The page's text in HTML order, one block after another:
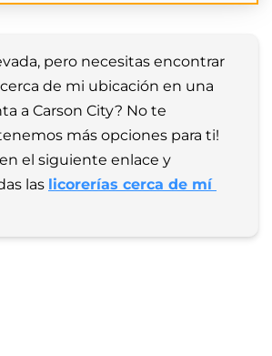
pero necesitas encontrar
de mi ubicación en una
a Carson City? No te
más opciones para ti!
el siguiente enlace y
las licorerías cerca de mí